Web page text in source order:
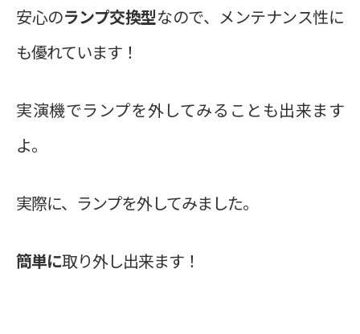
安心のランプ交換型なので、メンテナンス性に
も優れています！
実演機でランプを外してみることも出来ます
よ。
実際に、ランプを外してみました。
簡単に取り外し出来ます！